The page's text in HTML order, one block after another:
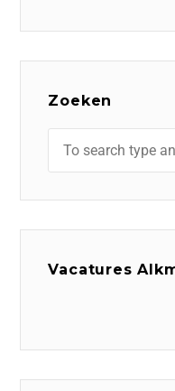
Zoeken
Vacatures